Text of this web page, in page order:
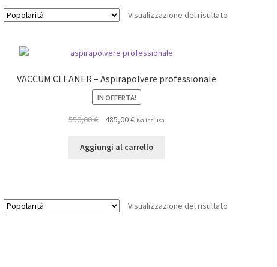
Visualizzazione del risultato
VACCUM CLEANER – Aspirapolvere professionale
IN OFFERTA!
550,00€
originale
485,00€Il
attuale
iva inclusa
Aggiungi al carrello
Visualizzazione del risultato